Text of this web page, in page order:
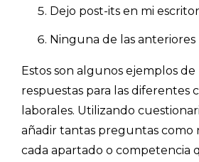
Dejo post-its en mi
Ninguna de las anteriores
Estos son algunos ejemplos
respuestas para las diferentes
laborales. Utilizando
añadir tantas preguntas como
cada apartado o competencia